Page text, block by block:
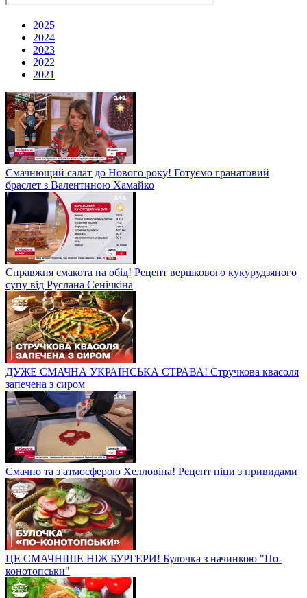
2025
2024
2023
2022
2021
Смачнющий салат до Нового року! Готуємо гранатовий
браслет з Валентиною Хамайко
Справжня смакота на обід! Рецепт вершкового кукурудзяного
супу від Руслана Сенічкіна
ДУЖЕ СМАЧНА УКРАЇНСЬКА СТРАВА! Стручкова квасоля
запечена з сиром
Смачно та з атмосферою Хелловіна! Рецепт піци з привидами
ЦЕ СМАЧНІШЕ НІЖ БУРГЕРИ! Булочка з начинкою "По-
конотопськи"